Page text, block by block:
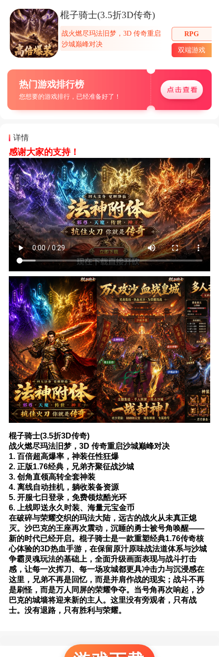
棍子骑士(3.5折3D传奇)
战火燃尽玛法旧梦，3D 传奇重启
沙城巅峰对决
RPG
双端游戏
热门游戏排行榜
您想要的游戏排行，已经准备好了！
详情
感谢大家的支持！
棍子骑士(3.5折3D传奇)
战火燃尽玛法旧梦，3D 传奇重启沙城巅峰对决
1. 百倍超高爆率，神装任性狂爆
2. 正版1.76经典，兄弟齐聚征战沙城
3. 创角直领高转全套神装
4. 离线自动挂机，躺收装备资源
5. 开服七日登录，免费领炫酷光环
6. 上线即送永久时装、海量元宝金币
在破碎与荣耀交织的玛法大陆，远古的战火从未真正熄
灭。沙巴克的王座再次震动，沉睡的勇士被号角唤醒——
新的时代已经开启。棍子骑士是一款重塑经典1.76传奇核
心体验的3D热血手游，在保留原汁原味战法道体系与沙城
争霸灵魂玩法的基础上，全面升级画面表现与战斗打击
感，让每一次挥刀、每一场攻城都更具冲击力与沉浸感在
这里，兄弟不再是回忆，而是并肩作战的现实；战斗不再
是刷怪，而是万人同屏的荣耀争夺。当号角再次响起，沙
巴克的城墙将迎来新的主人。这里没有旁观者，只有战
士。没有退路，只有胜利与荣耀。